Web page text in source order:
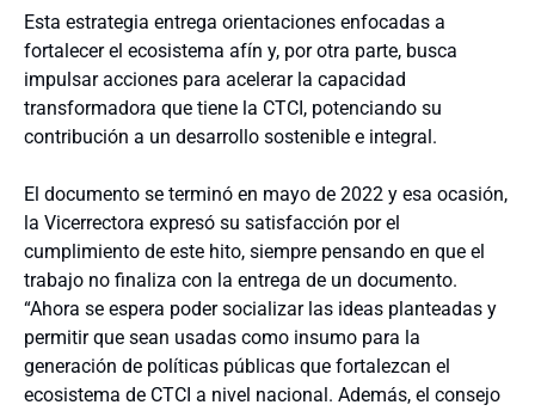
Esta estrategia entrega orientaciones enfocadas a
fortalecer el ecosistema afín y, por otra parte, busca
impulsar acciones para acelerar la capacidad
transformadora que tiene la CTCI, potenciando su
contribución a un desarrollo sostenible e integral.
El documento se terminó en mayo de 2022 y esa ocasión,
la Vicerrectora expresó su satisfacción por el
cumplimiento de este hito, siempre pensando en que el
trabajo no finaliza con la entrega de un documento.
“Ahora se espera poder socializar las ideas planteadas y
permitir que sean usadas como insumo para la
generación de políticas públicas que fortalezcan el
ecosistema de CTCI a nivel nacional. Además, el consejo